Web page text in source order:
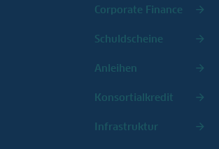
Corporate Finance
Schuldscheine
Anleihen
Konsortialkredit
Infrastruktur